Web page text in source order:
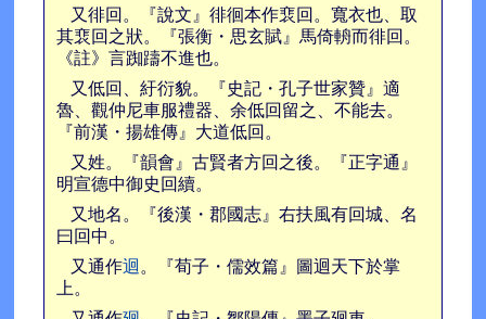
又徘回。『說文』徘徊本作裵回。寬衣也、取
其裵回之狀。『張衡・思玄賦』馬倚輈而徘回。
《註》言踟躊不進也。
又低回、紆衍貌。『史記・孔子世家贊』適
魯、觀仲尼車服禮器、余低回留之、不能去。
『前漢・揚雄傳』大道低回。
又姓。『韻會』古賢者方回之後。『正字通』
明宣德中御史回續。
又地名。『後漢・郡國志』右扶風有回城、名
曰回中。
又通作迴 。『荀子・儒效篇』圖迴天下於掌
上。